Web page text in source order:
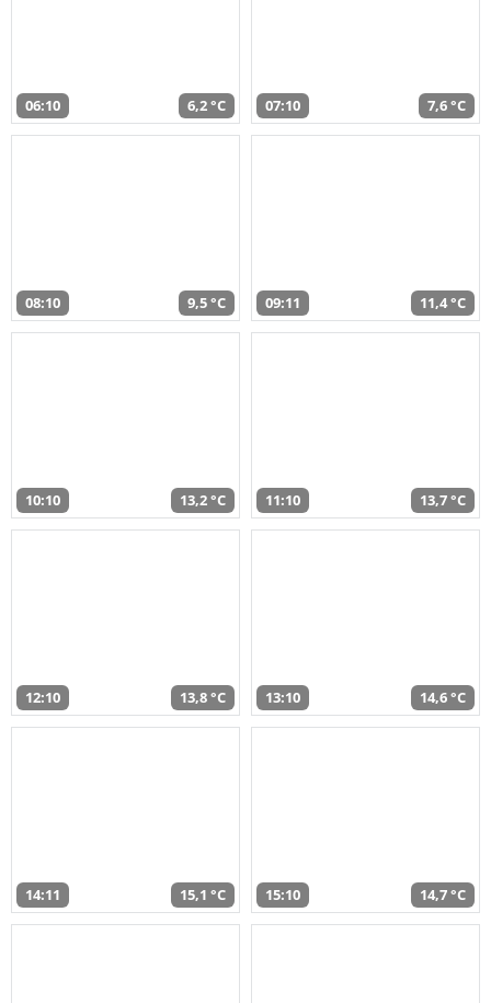
06:10 6,2 °C 07:10 7,6 °C
08:10 9,5 °C 09:11 11,4 °C
10:10 13,2 °C 11:10 13,7 °C
12:10 13,8 °C 13:10 14,6 °C
14:11 15,1 °C 15:10 14,7 °C